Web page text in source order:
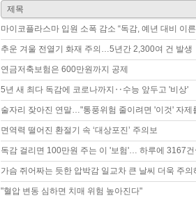
제목
마이코플라스마 입원 소폭 감소 “독감, 예년 대비 이
추운 겨울 전열기 화재 주의…5년간 2,300여 건 발생
연금저축보험은 600만원까지 공제
5년 새 최다 독감에 코로나까지‥수능 앞두고 '비상'
술자리 잦아진 연말…"통풍위험 줄이려면 '이것' 자제
면역력 떨어진 환절기 속 ‘대상포진’ 주의보
독감 걸리면 100만원 주는 이 '보험'… 하루에 3167건
가슴 쥐어짜는 듯한 압박감 일교차 큰 날씨 더욱 주의
"혈압 변동 심하면 치매 위험 높아진다"